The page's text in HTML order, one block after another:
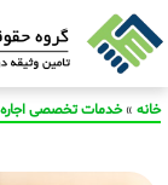
خانه »خدمات تخصصی اجاره